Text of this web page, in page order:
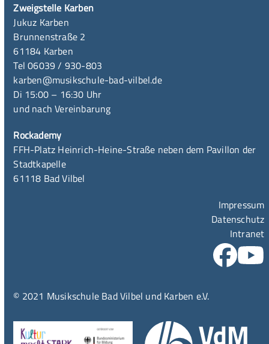
Zweigstelle Karben
Jukuz Karben
Brunnenstraße 2
61184 Karben
Tel 06039 / 930-803
karben@musikschule-bad-vilbel.de
Di 15:00 – 16:30 Uhr
und nach Vereinbarung
Rockademy
FFH-Platz Heinrich-Heine-Straße neben dem Pavillon der
Stadtkapelle
61118 Bad Vilbel
Impressum
Datenschutz
Intranet
© 2021 Musikschule Bad Vilbel und Karben e.V.